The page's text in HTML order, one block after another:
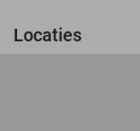
Locaties